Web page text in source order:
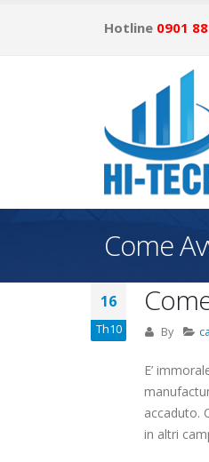
Hotline 0901
Come
16
Th10 By
E’
accaduto.
in altri